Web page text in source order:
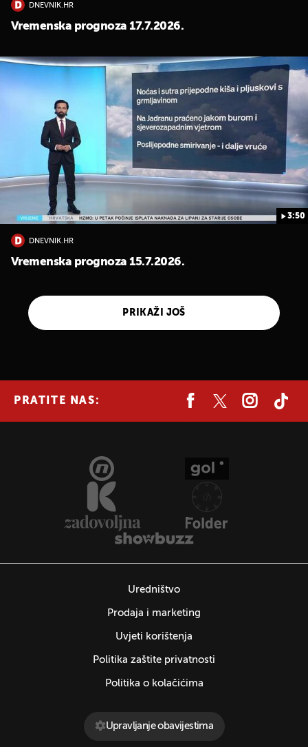
DNEVNIK.HR
Vremenska prognoza 17.7.2026.
3:50
DNEVNIK.HR
Vremenska prognoza 15.7.2026.
PRIKAŽI JOŠ
PRATITE NAS:
Uredništvo
Prodaja i marketing
Uvjeti korištenja
Politika zaštite privatnosti
Politika o kolačićima
Upravljanje obavijestima